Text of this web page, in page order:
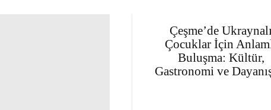
Çeşme’de
Çocuklar İçin
Buluşma: Kültür,
Gastronomi ve